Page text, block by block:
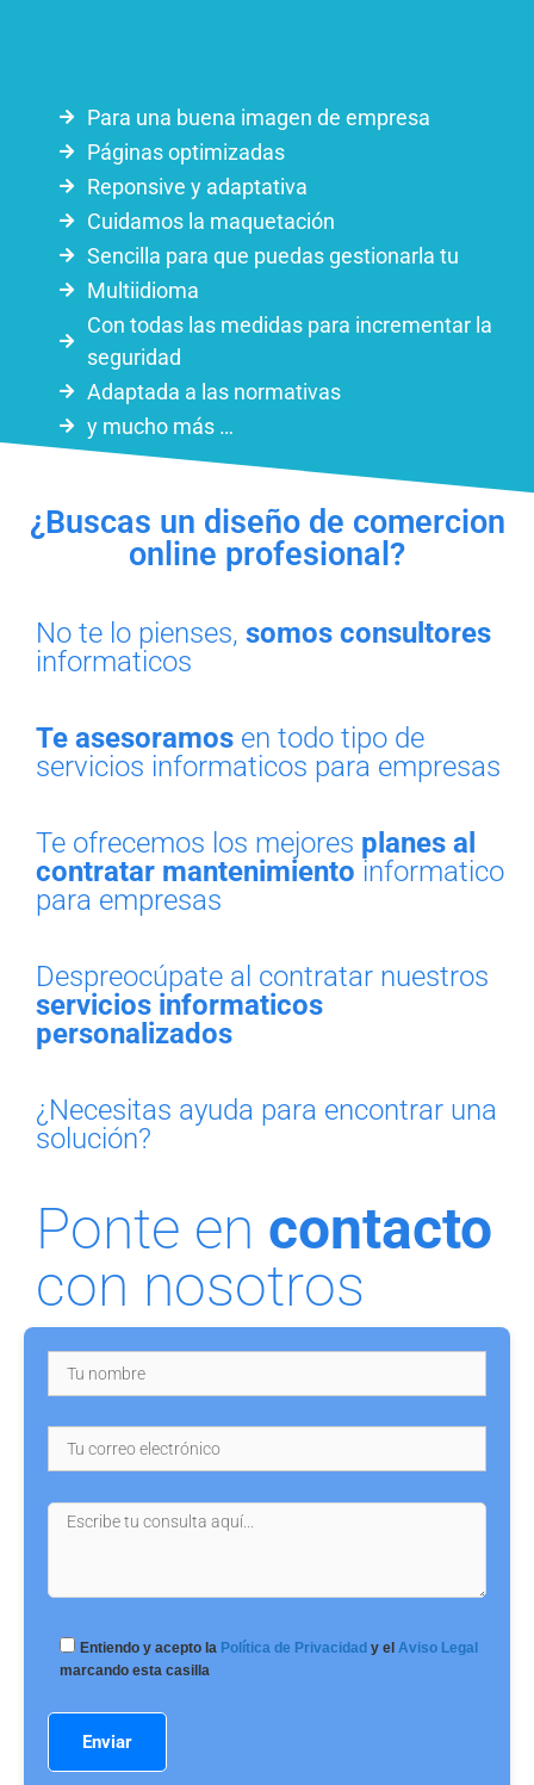
Para una buena imagen de empresa
Páginas optimizadas
Reponsive y adaptativa
Cuidamos la maquetación
Sencilla para que puedas gestionarla tu
Multiidioma
Con todas las medidas para incrementar la
seguridad
Adaptada a las normativas
y mucho más …
¿Buscas un diseño de comercion
online profesional?
No te lo pienses, somos consultores
informaticos
Te asesoramos en todo tipo de
servicios informaticos para empresas
Te ofrecemos los mejores planes al
contratar mantenimiento informatico
para empresas
Despreocúpate al contratar nuestros
servicios informaticos
personalizados
¿Necesitas ayuda para encontrar una
solución?
Ponte en contacto
con nosotros
Entiendo y acepto la Política de Privacidad y el Aviso Legal
marcando esta casilla